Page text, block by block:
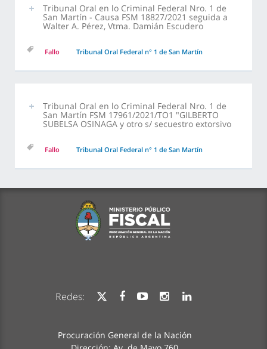
Tribunal Oral en lo Criminal Federal Nro. 1 de
San Martín - Causa FSM 18827/2021 seguida a
Walter A. Pérez, Vtma. Damián Escudero
Fallo Tribunal Oral Federal n° 1 de San Martín
Tribunal Oral en lo Criminal Federal Nro. 1 de
San Martín FSM 17961/2021/TO1 "GILBERTO
SUBELSA OSINAGA y otro s/ secuestro extorsivo
Fallo Tribunal Oral Federal n° 1 de San Martín
Redes:
Procuración General de la Nación